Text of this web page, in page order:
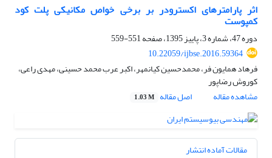
اثر پارامترهای اکسترودر بر برخی خواص مکانیکی پلت کود
کمپوست
دوره 47، شماره 3، پاییز 1395، صفحه
551-559
10.22059/ijbse.2016.59364
فرهاد همایون فر، محمدحسین کیانمهر، اکبر عرب محمد حسینی، مهدی راعی،
کوروش رضاپور
مشاهده مقاله
اصل مقاله 1.03 M
مقالات آماده انتشار